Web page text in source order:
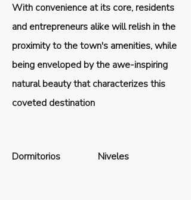
With convenience at its core, residents
and entrepreneurs alike will relish in the
proximity to the town's amenities, while
being enveloped by the awe-inspiring
natural beauty that characterizes this
coveted destination
Dormitorios Niveles